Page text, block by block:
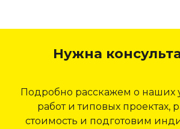
Нужна
Подробно расскажем о наших
работ и типовых проектах,
стоимость и подготовим